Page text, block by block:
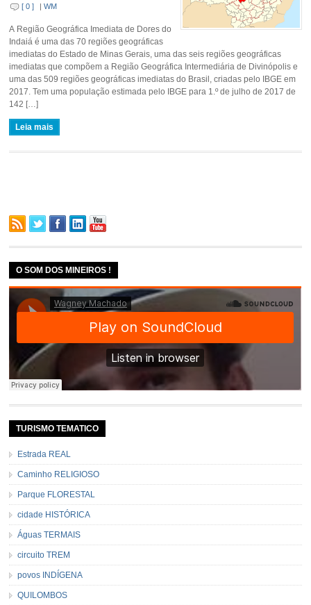
[ 0 ] |WM
A Região Geográfica Imediata de Dores do
Indaiá é uma das 70 regiões geográficas
imediatas do Estado de Minas Gerais, uma das seis regiões geográficas
imediatas que compõem a Região Geográfica Intermediária de Divinópolis e
uma das 509 regiões geográficas imediatas do Brasil, criadas pelo IBGE em
2017. Tem uma população estimada pelo IBGE para 1.º de julho de 2017 de
142 […]
Leia mais
O SOM DOS MINEIROS !
TURISMO TEMATICO
Estrada REAL
Caminho RELIGIOSO
Parque FLORESTAL
cidade HISTÓRICA
Águas TERMAIS
circuito TREM
povos INDÍGENA
QUILOMBOS